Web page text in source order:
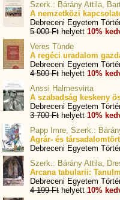
Szerk.: Bárány Attila,
A nemzetközi
Debreceni Egyetem
5 000 Ft helyett 10%
Veres Tünde
A regéci uradalom
Debreceni Egyetem
4 500 Ft helyett 10%
Anssi Halmesvirta
A szabadság keskeny
Debreceni Egyetem
3 700 Ft helyett 10%
Papp Imre, Szerk.:
Agrár- és
Debreceni Egyetem
Szerk.: Bárány Attila,
Arcana tabularii:
Debreceni Egyetem
4 199 Ft helyett 10%